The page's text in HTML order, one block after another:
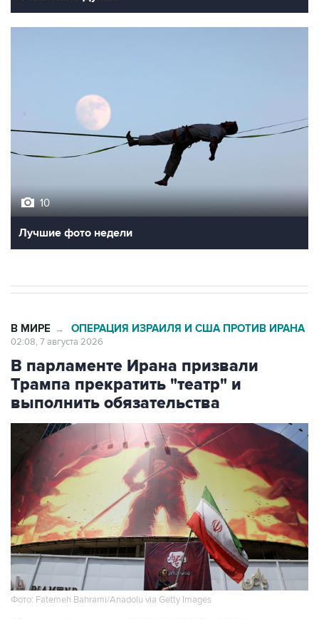
10
Лучшие фото недели
В МИРЕ → ОПЕРАЦИЯ ИЗРАИЛЯ И США ПРОТИВ ИРАНА
02:08, 7 августа 2026
В парламенте Ирана призвали
Трампа прекратить "театр" и
выполнить обязательства
Фото: Fatemeh Bahrami/Anadolu via Getty Images